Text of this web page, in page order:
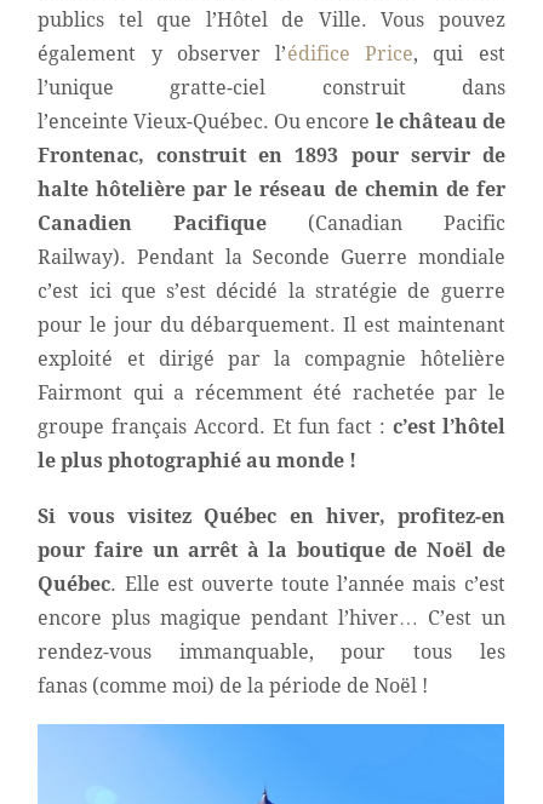
publics tel que l’Hôtel de Ville. Vous pouvez
également y observer l’édifice Price, qui est
l’unique gratte-ciel construit dans
l’enceinte Vieux-Québec. Ou encore le château de
Frontenac, construit en 1893 pour servir de
halte hôtelière par le réseau de chemin de fer
Canadien Pacifique (Canadian Pacific
Railway). Pendant la Seconde Guerre mondiale
c’est ici que s’est décidé la stratégie de guerre
pour le jour du débarquement. Il est maintenant
exploité et dirigé par la compagnie hôtelière
Fairmont qui a récemment été rachetée par le
groupe français Accord. Et fun fact : c’est l’hôtel
le plus photographié au monde !
Si vous visitez Québec en hiver, profitez-en
pour faire un arrêt à la boutique de Noël de
Québec. Elle est ouverte toute l’année mais c’est
encore plus magique pendant l’hiver… C’est un
rendez-vous immanquable, pour tous les
fanas (comme moi) de la période de Noël !